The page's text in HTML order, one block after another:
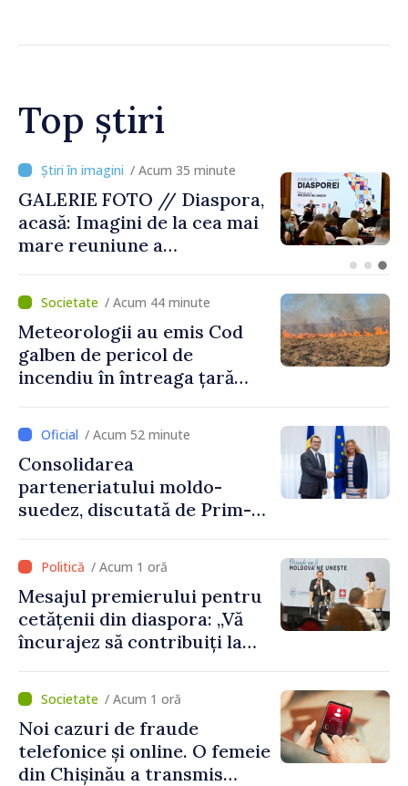
Top știri
/ Acum 7 minute
Premierul Vasile Tofan, la
Forumul Diasporei: „Trebuie
să îmbunătățim viața
motoarele economiei”
/ Acum 44 minute
Meteorologii au emis Cod
galben de pericol de
incendiu în întreaga țară
/ Acum 52 minute
Consolidarea
parteneriatului moldo-
suedez, discutată de Prim-
Ambasadoarea Suediei,
Petra Lärke/ Acum 1 oră
Mesajul premierului pentru
cetățenii din diaspora: „Vă
încurajez să contribuiți la
Moldova”
/ Acum 1 oră
Noi cazuri de fraude
telefonice și online. O femeie
din Chișinău a transmis